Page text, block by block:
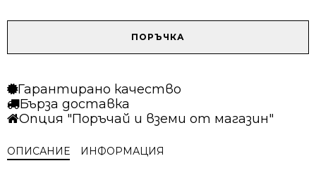
2349.00 €
1999.00 €
AEG
NKC9N8B
ПОРЪЧКА
Гарантирано качество
Бърза доставка
Опция "Поръчай и вземи от магазин"
ОПИСАНИЕ ИНФОРМАЦИЯ